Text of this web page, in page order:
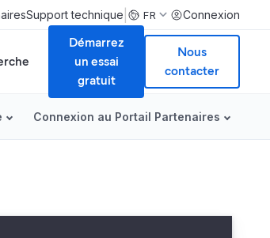
Support technique FR Connexion
Démarrez
un essai
gratuit
Nous
contacter
Connexion au Portail Partenaires